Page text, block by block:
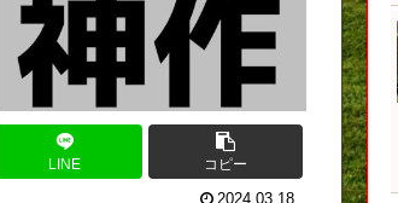
LINE コピー
2024.03.18